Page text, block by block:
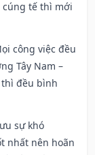
tế thì mới
công việc đều
Tây Nam –
đều bình
sự khó
nhất nên hoãn